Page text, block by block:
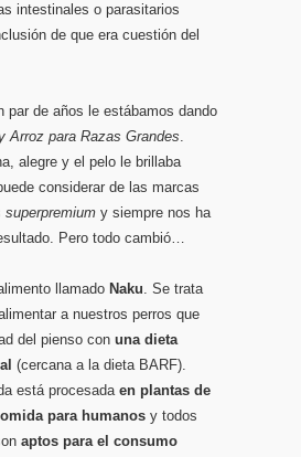
intestinales o parasitarios
de que era cuestión del
par de años le estábamos dando
Arroz para Razas Grandes.
alegre y el pelo le brillaba
considerar de las marcas
superpremium y siempre nos ha
Pero todo cambió…
llamado Naku. Se trata
a nuestros perros que
del pienso con una dieta
(cercana a la dieta BARF).
está procesadaen plantas de
para humanos y todos
aptos para el consumo